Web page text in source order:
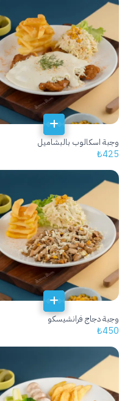
وجبة اسكالوب بالبشاميل
425
₺
وجبة دجاج فرانشيسكو
450
₺